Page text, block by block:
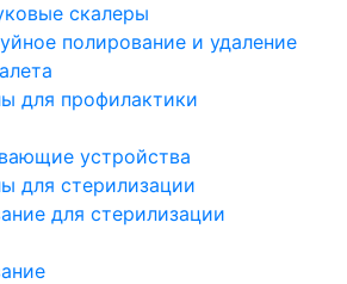
скалеры
полирование и удаление
для профилактики
устройства
для стерилизации
для стерилизации